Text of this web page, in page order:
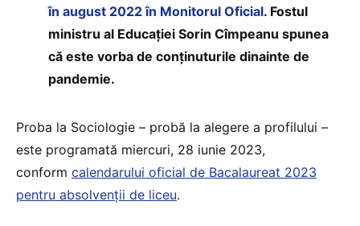
în august 2022 în Monitorul Oficial. Fostul
ministru al Educației Sorin Cîmpeanu spunea
că este vorba de conținuturile dinainte de
pandemie.
Proba la Sociologie – probă la alegere a profilului –
este programată miercuri, 28 iunie 2023,
conform calendarului oficial de Bacalaureat 2023
pentru absolvenții de liceu.